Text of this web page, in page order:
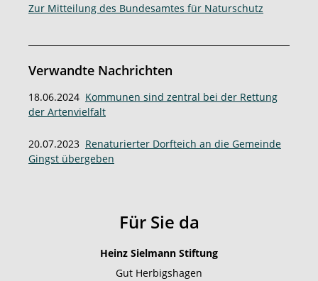
Zur Mitteilung des Bundesamtes für Naturschutz
Verwandte Nachrichten
18.06.2024 Kommunen sind zentral bei der Rettung
der Artenvielfalt
20.07.2023 Renaturierter Dorfteich an die Gemeinde
Gingst übergeben
Für Sie da
Heinz Sielmann Stiftung
Gut Herbigshagen